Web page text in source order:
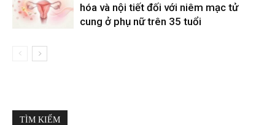
hóa và nội tiết đối với niêm mạc tử
cung ở phụ nữ trên 35 tuổi
TÌM KIẾM